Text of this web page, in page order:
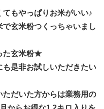
もやっぱりお米がいい♪
玄米粉つくっちゃいまし
た玄米粉★
是非お試しいただきたい
だいた方からは業務用の